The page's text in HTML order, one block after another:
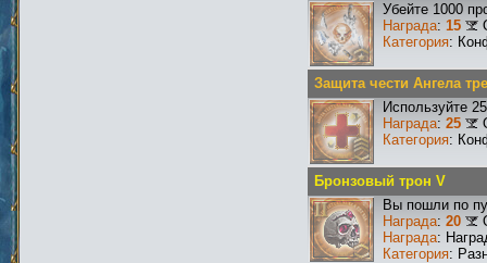
Убейте 1000
Награда: 15
Категория:
Защита чести Ангела
Используйте
Награда: 25
Категория:
Бронзовый трон V
Вы пошли по
Награда: 20
Награда:
Категория: